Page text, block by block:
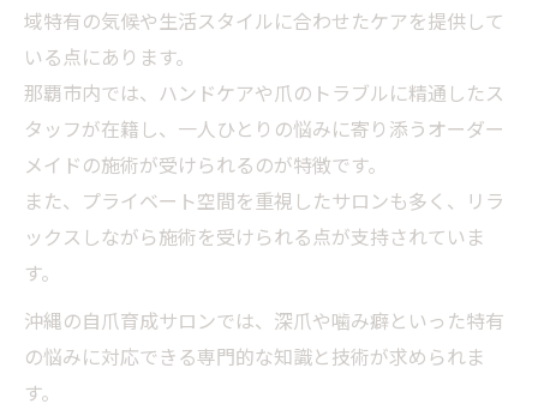
域特有の気候や生活スタイルに合わせたケアを提供して
いる点にあります。
那覇市内では、ハンドケアや爪のトラブルに精通したス
タッフが在籍し、一人ひとりの悩みに寄り添うオーダー
メイドの施術が受けられるのが特徴です。
また、プライベート空間を重視したサロンも多く、リラ
ックスしながら施術を受けられる点が支持されていま
す。
沖縄の自爪育成サロンでは、深爪や噛み癖といった特有
の悩みに対応できる専門的な知識と技術が求められま
す。